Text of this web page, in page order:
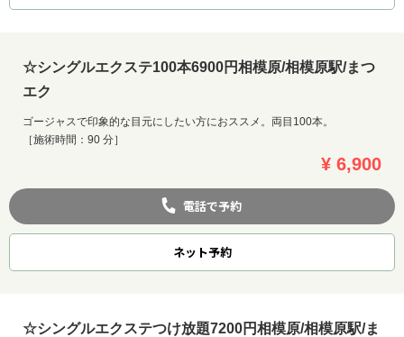
☆シングルエクステ100本6900円相模原/相模原駅/まつ
エク
ゴージャスで印象的な目元にしたい方におススメ。両目100本。
［施術時間：90 分］
¥ 6,900
電話で予約
ネット予約
☆シングルエクステつけ放題7200円相模原/相模原駅/ま